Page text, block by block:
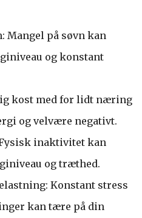
på søvn kan
og konstant
kost med for lidt næring
og velvære negativt.
inaktivitet kan
og træthed.
Konstant stress
kan tære på din